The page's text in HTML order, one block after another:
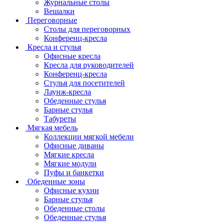
Журнальные столы
Вешалки
Переговорные
Столы для переговорных
Конференц-кресла
Кресла и стулья
Офисные кресла
Кресла для руководителей
Конференц-кресла
Стулья для посетителей
Лаунж-кресла
Обеденные стулья
Барные стулья
Табуреты
Мягкая мебель
Коллекции мягкой мебели
Офисные диваны
Мягкие кресла
Мягкие модули
Пуфы и банкетки
Обеденные зоны
Офисные кухни
Барные стулья
Обеденные столы
Обеденные стулья